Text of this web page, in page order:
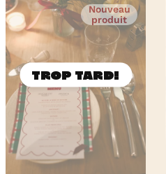
Nouveau
produit